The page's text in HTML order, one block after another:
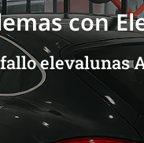
con
elevalunas